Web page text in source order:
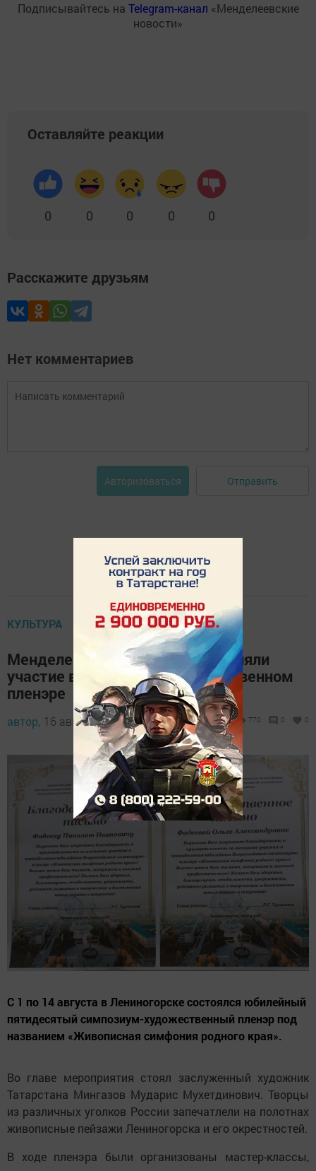
Подписывайтесь на Telegram-канал «Менделеевские
новости»
Оставляйте реакции
0 0 0 0 0
Расскажите друзьям
Нет комментариев
Авторизоваться Отправить
КУЛЬТУРА
Менделеевские художники приняли
участие в симпозиум-художественном
пленэре
автор, 16 августа 2024 - 11:33 770 0 0
С 1 по 14 августа в Лениногорске состоялся юбилейный
пятидесятый симпозиум-художественный пленэр под
названием «Живописная симфония родного края».
Во главе мероприятия стоял заслуженный художник
Татарстана Мингазов Мударис Мухетдинович. Творцы
из различных уголков России запечатлели на полотнах
живописные пейзажи Лениногорска и его окрестностей.
В ходе пленэра были организованы мастер-классы,